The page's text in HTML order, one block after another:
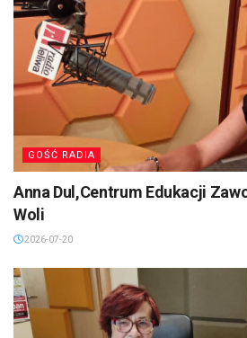
GOŚĆ RADIA
Anna Dul,Centrum Edukacji
Woli
2026-07-20